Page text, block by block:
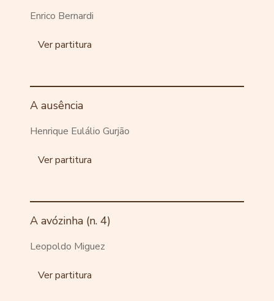
Enrico Bernardi
Ver partitura
A ausência
Henrique Eulálio Gurjão
Ver partitura
A avózinha (n. 4)
Leopoldo Miguez
Ver partitura